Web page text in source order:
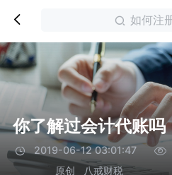
如何注
你了解过会计代账吗
2019-06-12 03:01:47
原创
八戒财税